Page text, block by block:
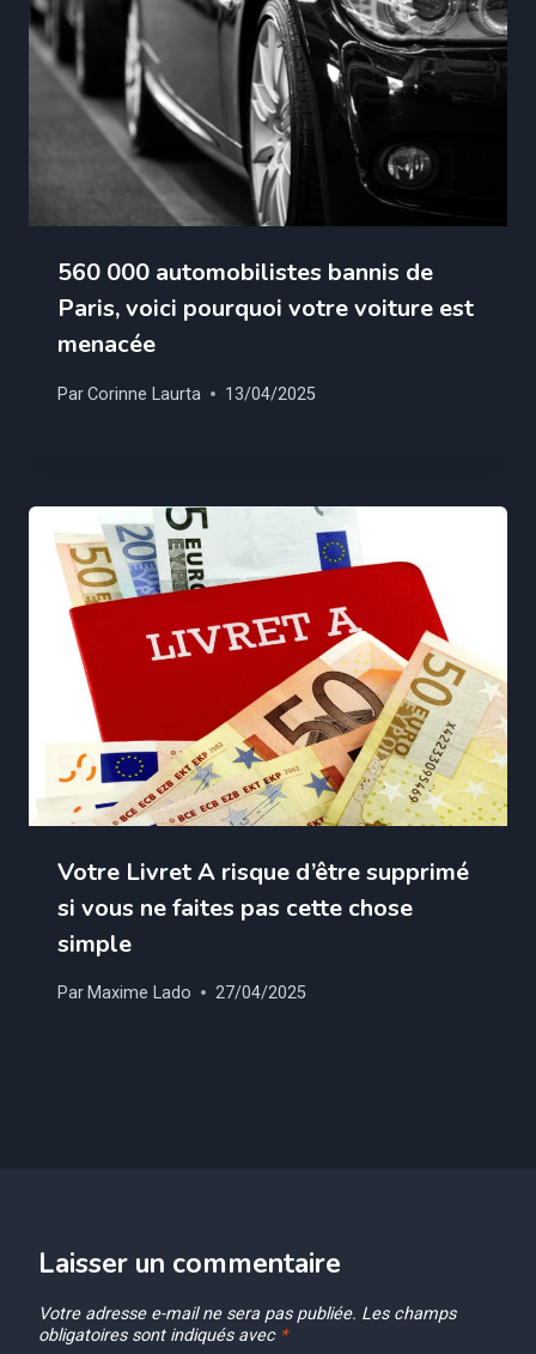
560 000 automobilistes bannis de
Paris, voici pourquoi votre voiture est
menacée
ParCorinne Laurta 13/04/2025
Votre Livret A risque d’être supprimé
si vous ne faites pas cette chose
simple
Par Maxime Lado 27/04/2025
Laisser un commentaire
Votre adresse e-mail ne sera pas publiée. Les champs
obligatoires sont indiqués avec *